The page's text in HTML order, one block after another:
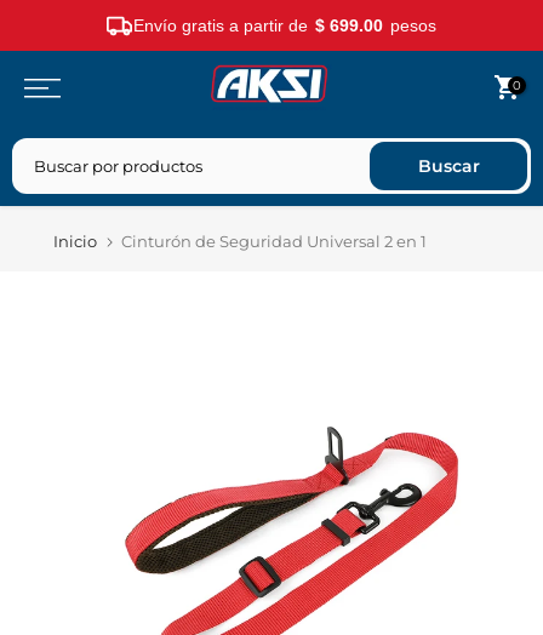
Envío gratis a partir de $ 699.00 pesos
Saltar
contenido
0
Buscar
Inicio Cinturón de Seguridad Universal 2 en 1